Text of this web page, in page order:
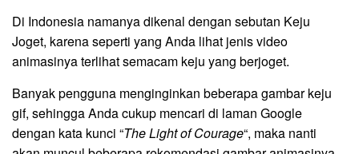
Di Indonesia namanya dikenal dengan sebutan Keju
Joget, karena seperti yang Anda lihat jenis video
animasinya terlihat semacam keju yang berjoget.
Banyak pengguna menginginkan beberapa gambar keju
gif, sehingga Anda cukup mencari di laman Google
dengan kata kunci “The Light of Courage“, maka nanti